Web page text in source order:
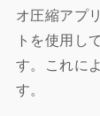
オ圧縮アプ
トを使用し
す。これに
す。